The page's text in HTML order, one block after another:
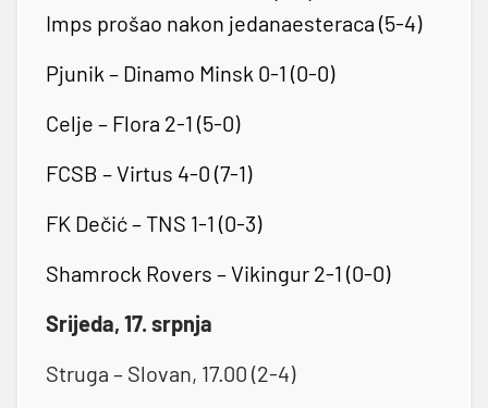
Imps prošao nakon jedanaesteraca (5-4)
Pjunik – Dinamo Minsk 0-1 (0-0)
Celje – Flora 2-1 (5-0)
FCSB – Virtus 4-0 (7-1)
FK Dečić – TNS 1-1 (0-3)
Shamrock Rovers – Vikingur 2-1 (0-0)
Srijeda, 17. srpnja
Struga – Slovan, 17.00 (2-4)